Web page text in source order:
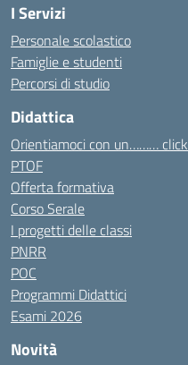
I Servizi
Personale scolastico
Famiglie e studenti
Percorsi di studio
Didattica
Orientiamoci con un……… click
PTOF
Offerta formativa
Corso Serale
I progetti delle classi
PNRR
POC
Programmi Didattici
Esami 2026
Novità